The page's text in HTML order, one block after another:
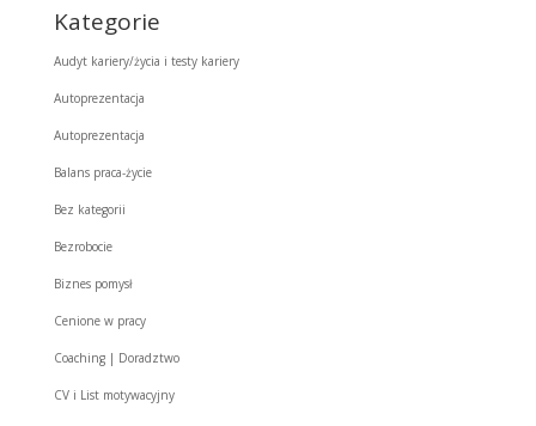
Kategorie
Audyt kariery/życia i testy kariery
Autoprezentacja
Autoprezentacja
Balans praca-życie
Bez kategorii
Bezrobocie
Biznes pomysł
Cenione w pracy
Coaching | Doradztwo
CV i List motywacyjny